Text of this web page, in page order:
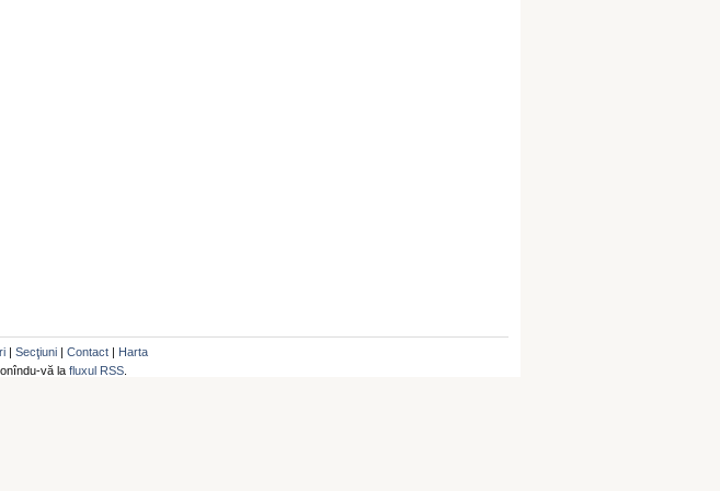
| Secţiuni| Contact| Harta
vă la fluxul RSS.